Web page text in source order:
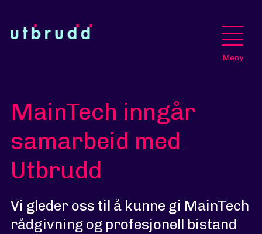
Meny
MainTech inngår
samarbeid med
Utbrudd
Vi gleder oss til å kunne gi MainTech
rådgivning og profesjonell bistand